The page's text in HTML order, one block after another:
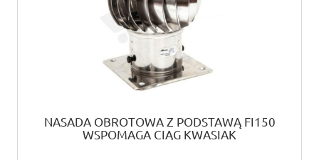
NASADA OBROTOWA Z PODSTAWĄ FI150
WSPOMAGA CIĄG KWASIAK